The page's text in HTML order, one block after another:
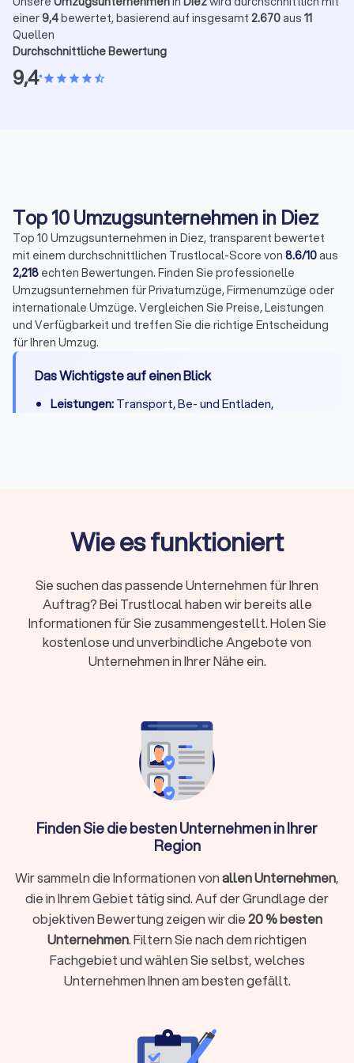
einer9,4bewertet, basierend auf insgesamt 2.670aus 11
Quellen
Durchschnittliche Bewertung
9,4•starstarstarstarstar_half
Top 10 Umzugsunternehmen in Diez
Top 10 Umzugsunternehmen in Diez, transparent bewertet
mit einem durchschnittlichen Trustlocal-Score von 8.6/10aus
2,218 echten Bewertungen. Finden Sie professionelle
Umzugsunternehmen für Privatumzüge, Firmenumzüge oder
internationale Umzüge. Vergleichen Sie Preise, Leistungen
und Verfügbarkeit und treffen Sie die richtige Entscheidung
für Ihren Umzug.
Das Wichtigste auf einen Blick
Leistungen:Transport, Be- und Entladen,
Preismodelle:
Festpreis bei klarem Umfang oder
Stundenlohn bei kleineren, flexiblen Umzügen
Aufzug, Wochenend- und Feiertagszuschläge,
Spezialtransporte
Kurzfristige Buchung:Oft ab 48-72 Stunden
möglich, größere Umzüge benötigen 2-4 Wochen
Angebote, prüfen Sie Bewertungen und buchen
Ein Umzugsunternehmen, oft auch als Möbelspedition
bezeichnet, ist ein spezialisierter Dienstleister, der
Durchführung eines Wohnort- oder Standortwechsels
unterstützt. Professionelle Umzugsunternehmen in Diez
kennen Hausordnungen, Park- und Halteverbotsregeln,
Treppenhäuser und Aufzüge und bringen das passende
Team samt Fahrzeugen mit.
Das Leistungsspektrum kann je nach Anbieter und gebuchtem
Paket stark variieren, von reinen Transportleistungen bis hin
Wie es funktioniert
Sie suchen das passende Unternehmen für Ihren
Auftrag? Bei Trustlocal haben wir bereits alle
Informationen für Sie zusammengestellt. Holen Sie
kostenlose und unverbindliche Angebote von
Unternehmen in Ihrer Nähe ein.
Finden Sie die besten Unternehmen in Ihrer
Region
Wir sammeln die Informationen vonallen Unternehmen,
die in Ihrem Gebiet tätig sind. Auf der Grundlage der
objektiven Bewertung zeigen wir die20 % besten
Unternehmen. Filtern Sie nach dem richtigen
Fachgebiet und wählen Sie selbst, welches
Unternehmen Ihnen am besten gefällt.